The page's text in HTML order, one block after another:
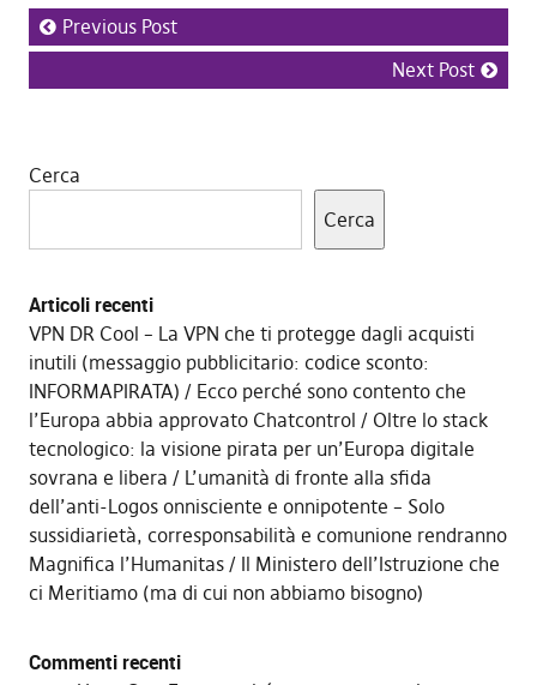
Previous Post
Next Post
Cerca
Cerca
Articoli recenti
VPN DR Cool – La VPN che ti protegge dagli acquisti
inutili (messaggio pubblicitario: codice sconto:
INFORMAPIRATA)
Ecco perché sono contento che
l’Europa abbia approvato Chatcontrol
Oltre lo stack
tecnologico: la visione pirata per un’Europa digitale
sovrana e libera
L’umanità di fronte alla sfida
dell’anti-Logos onnisciente e onnipotente – Solo
sussidiarietà, corresponsabilità e comunione rendranno
Magnifica l’Humanitas
Il Ministero dell’Istruzione che
ci Meritiamo (ma di cui non abbiamo bisogno)
Commenti recenti